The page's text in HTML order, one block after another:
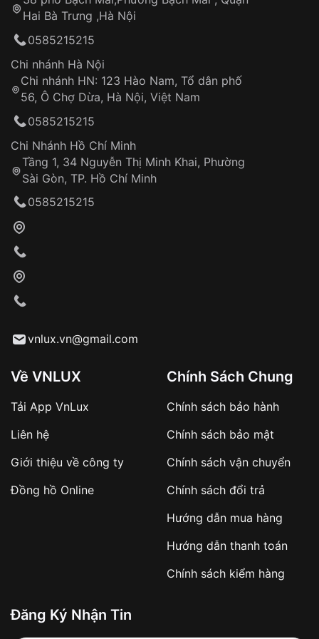
Hotline: 0585 215 215
Từ khóa SEO:
Khách hàng kiểm tra và thanh toán trực tiếp
Từ khóa SEO:
sản phẩm đặc biệt
hàng
Số tiền còn lại thanh toán khi nhận hàng hoặc
✔️ Đảm bảo xử lý đơn hàng nhanh chóng
✔️ Hạn chế tình trạng hủy đơn không mong
Từ khóa SEO:
Tự ý sửa chữa
thống VNLUX
Đảm bảo quyền lợi khách hàng
Đồng hành cùng khách hàng trong suốt quá
trình sử dụng
Hai Bà Trưng ,Hà Nội
0585215215
Chi nhánh Hà Nội
Chi nhánh HN: 123 Hào Nam, Tổ dân phố
56, Ô Chợ Dừa, Hà Nội, Việt Nam
0585215215
Chi Nhánh Hồ Chí Minh
Tầng 1, 34 Nguyễn Thị Minh Khai, Phường
Sài Gòn, TP. Hồ Chí Minh
0585215215
vnlux.vn@gmail.com
Về VNLUX
Tải App VnLux
Liên hệ
Giới thiệu về công ty
Đồng hồ Online
Chính Sách Chung
Chính sách bảo hành
Chính sách bảo mật
Chính sách vận chuyển
Chính sách đổi trả
Hướng dẫn mua hàng
Hướng dẫn thanh toán
Chính sách kiểm hàng
Đăng Ký Nhận Tin